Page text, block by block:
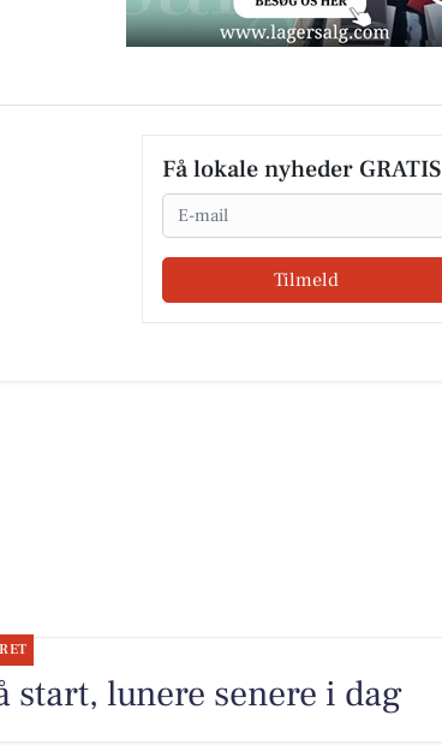
Få lokale nyheder GRATIS
Email
Tilmeld
start, lunere senere i dag